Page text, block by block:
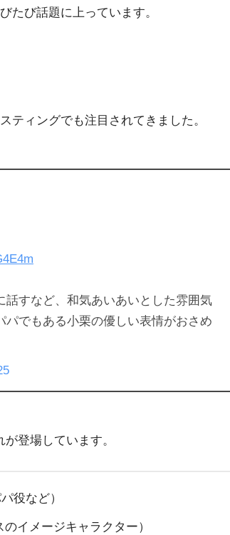
たび話題に上っています。
ティングでも注目されてきました。
すなど、和気あいあいとした雰囲気
でもある小栗の優しい表情がおさめ
登場しています。
役など）
イメージキャラクター）